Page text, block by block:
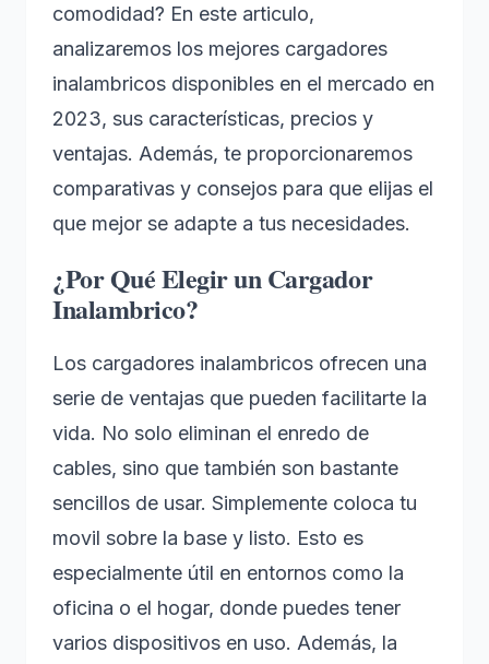
comodidad? En este articulo,
analizaremos los mejores cargadores
inalambricos disponibles en el mercado en
2023, sus características, precios y
ventajas. Además, te proporcionaremos
comparativas y consejos para que elijas el
que mejor se adapte a tus necesidades.
¿Por Qué Elegir un Cargador
Inalambrico?
Los cargadores inalambricos ofrecen una
serie de ventajas que pueden facilitarte la
vida. No solo eliminan el enredo de
cables, sino que también son bastante
sencillos de usar. Simplemente coloca tu
movil sobre la base y listo. Esto es
especialmente útil en entornos como la
oficina o el hogar, donde puedes tener
varios dispositivos en uso. Además, la